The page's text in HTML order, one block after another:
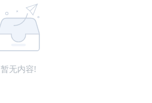
暂无内容!